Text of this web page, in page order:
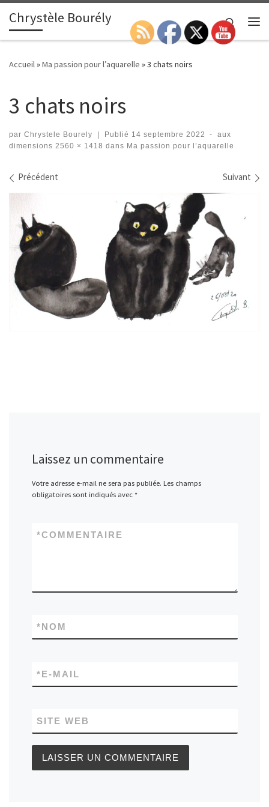
Passer au contenu
Chrystèle Bourély
Search
Accueil»Ma passion pour l’aquarelle »3 chats noirs
3 chats noirs
par Chrystele Bourely | Publié 14 septembre 2022 -
aux
dimensions 2560 × 1418 dans Ma passion pour l’aquarelle
Navigation des images
Précédent Suivant
Laissez un commentaire
Votre adresse e-mail ne sera pas publiée. Les champs
obligatoires sont indiqués avec *
COMMENTAIRE
*
NOM
*
E-MAIL
*
SITE WEB